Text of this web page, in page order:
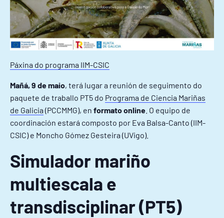
Páxina do programa IIM-CSIC
Mañá, 9 de maio, terá lugar a reunión de seguimento do
paquete de traballo PT5 do Programa de Ciencia Mariñas
de Galicia (PCCMMG), en formato online . O equipo de
coordinación estará composto por Eva Balsa-Canto (IIM-
CSIC) e Moncho Gómez Gesteira (UVigo).
Simulador mariño
multiescala e
transdisciplinar (PT5)